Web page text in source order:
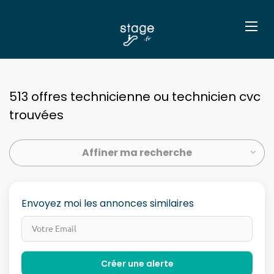
513 offres technicienne ou technicien cvc
trouvées
Affiner ma recherche
Envoyez moi les annonces similaires